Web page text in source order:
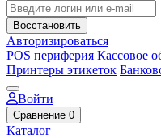
Восстановить
Авторизироваться
POS периферия Кассовое
Принтеры этикеток
Войти
Сравнение 0
Каталог